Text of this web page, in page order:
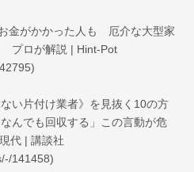
金がかかった人も 厄介な大型家
プロが解説 | Hint-Pot
い片付け業者》を見抜く10の方
んでも回収する」この言動が危
代 | 講談社
141458)